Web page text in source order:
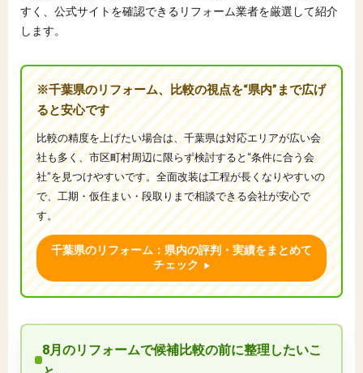
すく、公式サイトを確認できるリフォーム業者を厳選して紹介
します。
※千葉県のリフォーム、比較の視点を“県内”まで広げ
ると安心です
比較の精度を上げたい場合は、千葉県は対応エリアが広い会
社も多く、市区町村周辺に限らず検討すると“条件に合う会
社”を見つけやすいです。全面改装は工程が長くなりやすいの
で、工期・仮住まい・段取りまで相談できる会社が安心で
す。
千葉県のリフォーム：県内の評判・実績をまとめて
チェック
8月のリフォームで候補比較の前に整理したいこ